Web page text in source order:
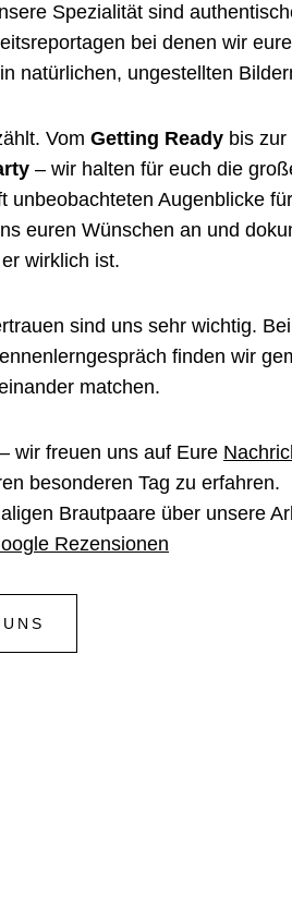
Spezialität sind
bei denen wir eure
natürlichen, ungestellten
Vom Getting Ready bis zur
– wir halten für euch die
unbeobachteten Augenblicke
euren Wünschen an und
wirklich ist.
sind uns sehr wichtig.
finden wir
matchen.
wir freuen uns auf Eure
besonderen Tag zu erfahren.
Brautpaare über unsere
Rezensionen